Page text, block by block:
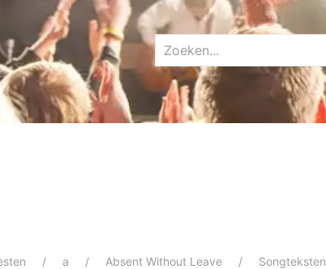
a Absent Without Leave Songteksten